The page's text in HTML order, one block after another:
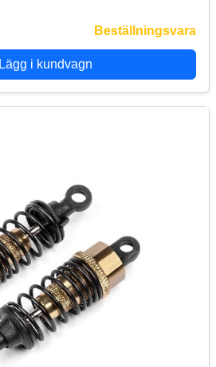
Beställningsvara
Lägg i kundvagn